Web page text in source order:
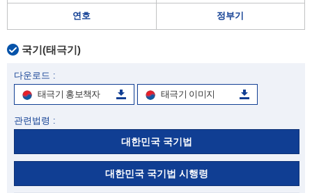
연호 정부기
국기(태극기)
다운로드 :
태극기 홍보책자
태극기 이미지
관련법령 :
대한민국 국기법
대한민국 국기법 시행령